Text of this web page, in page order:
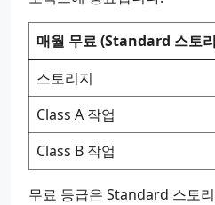
매월 무료 (Standard 스토
스토리지
Class A 작업
Class B 작업
무료 등급은 Standard 스토